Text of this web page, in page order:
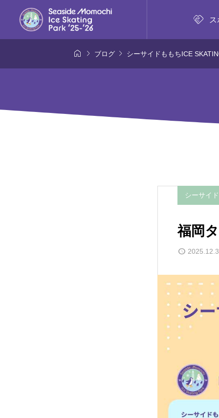

  ブログ  シーサイドももちICE
シーサイ
福岡